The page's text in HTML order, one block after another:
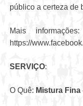
público a certeza
Mais
https://
SERVIÇO:
O Quê: Mistura